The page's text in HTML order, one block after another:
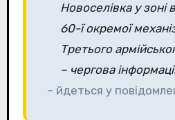
Новоселівка у зоні
60-ї окремої
Третього
– чергова
– йдеться у